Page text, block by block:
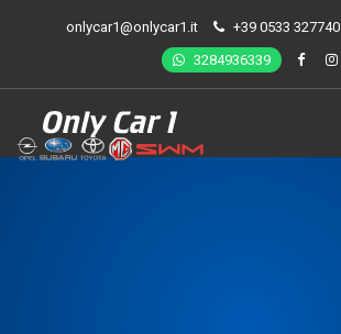
onlycar1@onlycar1.it +39 0533 327740
3284936339